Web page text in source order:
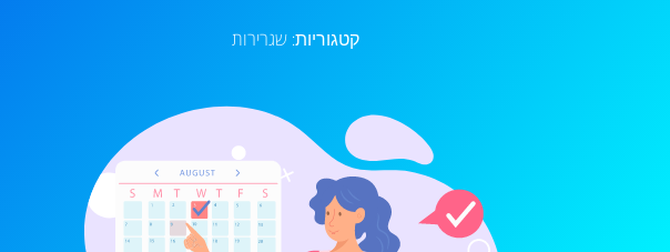
קטגוריות: שגרירות